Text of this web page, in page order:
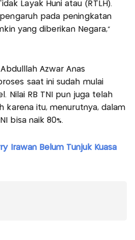
Layak Huni atau (RTLH).
pada peningkatan
yang diberikan Negara,"
Abdulllah Azwar Anas
saat ini sudah mulai
Nilai RB TNI pun juga telah
karena itu, menurutnya, dalam
bisa naik 80%.
Irawan Belum Tunjuk Kuasa